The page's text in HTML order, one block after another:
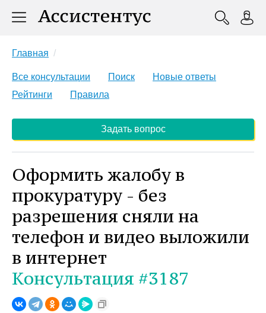
Главная
Все консультации Поиск
Новые ответы
Рейтинги
Правила
Задать вопрос
Оформить жалобу в
прокуратуру - без
разрешения сняли на
телефон и видео выложили
в интернет
Консультация #3187